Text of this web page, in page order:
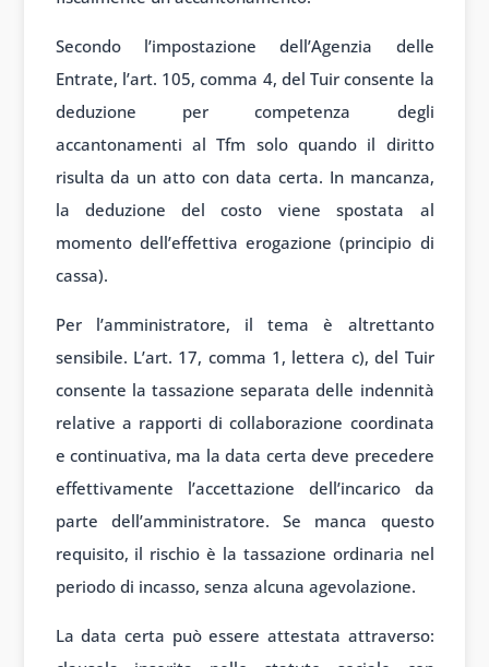
Secondo l’impostazione dell’Agenzia delle
Entrate, l’art. 105, comma 4, del Tuir consente la
deduzione per competenza degli
accantonamenti al Tfm solo quando il diritto
risulta da un atto con data certa. In mancanza,
la deduzione del costo viene spostata al
momento dell’effettiva erogazione (principio di
cassa).
Per l’amministratore, il tema è altrettanto
sensibile. L’art. 17, comma 1, lettera c), del Tuir
consente la tassazione separata delle indennità
relative a rapporti di collaborazione coordinata
e continuativa, ma la data certa deve precedere
effettivamente l’accettazione dell’incarico da
parte dell’amministratore. Se manca questo
requisito, il rischio è la tassazione ordinaria nel
periodo di incasso, senza alcuna agevolazione.
La data certa può essere attestata attraverso: